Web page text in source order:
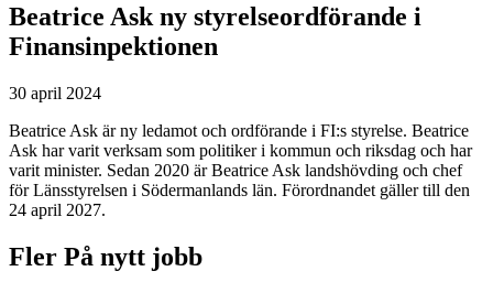
Beatrice Ask ny styrelseordförande i
Finansinpektionen
30 april 2024
Beatrice Ask är ny ledamot och ordförande i FI:s styrelse. Beatrice
Ask har varit verksam som politiker i kommun och riksdag och har
varit minister. Sedan 2020 är Beatrice Ask landshövding och chef
för Länsstyrelsen i Södermanlands län. Förordnandet gäller till den
24 april 2027.
Fler På nytt jobb